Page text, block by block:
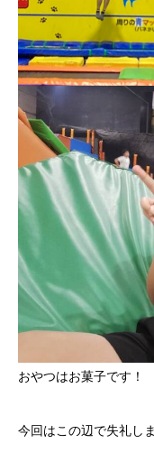
おやつはお菓子です！
今回はこの辺で失礼しま